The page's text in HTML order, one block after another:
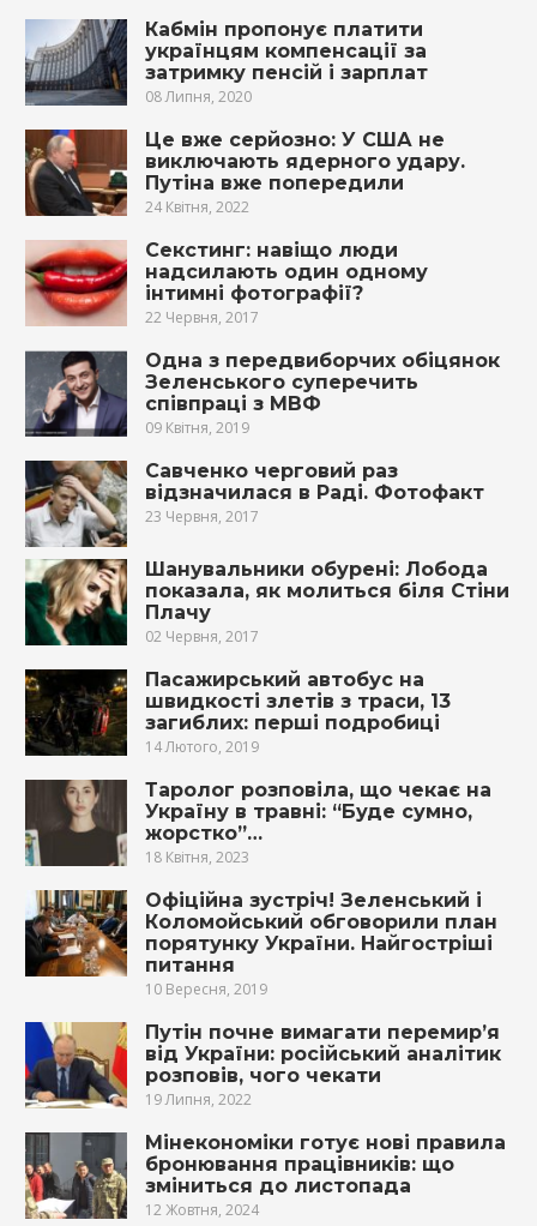
Кабмін пропонує платити
українцям компенсації за
затримку пенсій і зарплат
08 Липня, 2020
Це вже серйозно: У США не
виключають ядерного удару.
Путіна вже попередили
24 Квітня, 2022
Секстинг: навіщо люди
надсилають один одному
інтимні фотографії?
22 Червня, 2017
Одна з передвиборчих обіцянок
Зеленського суперечить
співпраці з МВФ
09 Квітня, 2019
Савченко черговий раз
відзначилася в Раді. Фотофакт
23 Червня, 2017
Шанувальники обурені: Лобода
показала, як молиться біля Стіни
Плачу
02 Червня, 2017
Пасажирський автобус на
швидкості злетів з траси, 13
загиблих: перші подробиці
14 Лютого, 2019
Таролог розповіла, що чекає на
Україну в травні: “Буде сумно,
жорстко”…
18 Квітня, 2023
Офіційна зустріч! Зеленський і
Коломойський обговорили план
порятунку України. Найгостріші
питання
10 Вересня, 2019
Путін почне вимагати перемир’я
від України: російський аналітик
розповів, чого чекати
19 Липня, 2022
Мінекономіки готує нові правила
бронювання працівників: що
зміниться до листопада
12 Жовтня, 2024